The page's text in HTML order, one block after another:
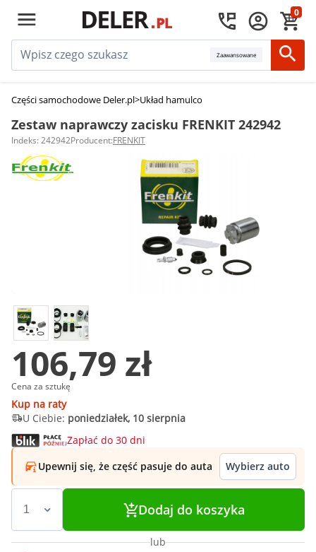
0
Zaawansowane
Części samochodowe Deler.pl>Układ hamulcowy
Zestaw naprawczy zacisku FRENKIT 242942
Indeks: 242942Producent:FRENKIT
106,79 zł
Cena za sztukę
Kup na raty
U Ciebie: poniedziałek, 10 sierpnia
Zapłać do 30 dni
Upewnij się, że część pasuje do auta
Wybierz auto
Dodaj do koszyka
lub